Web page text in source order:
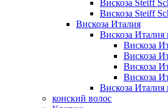
Вискоза Steiff
Вискоза Steiff
Вискоза Италия
Вискоза Италия
Вискоза
Вискоза
Вискоза
Вискоза
Вискоза Италия
конский волос